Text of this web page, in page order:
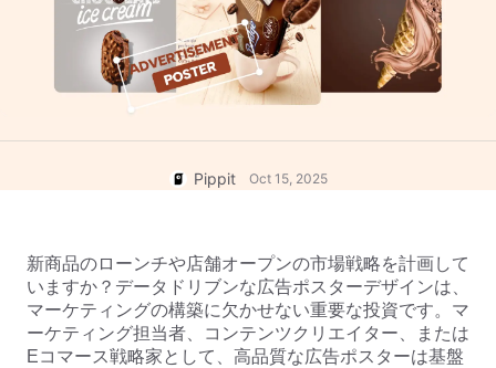
今すぐ編集
AI製品画像
Shopify、TikTok Shop、
Amazon、その他のマーケットプ
な製品写真を簡単にバッチ生成で
製品画像
ワンクリックビデオソリューシ
ョン
キャンペーン
Pippitに会う
プ
AIが生成する製品背景
魅力的な売上向上ポスターのヒ
Facebookカバー写真を作成
Instagramの動画をトリミング
Pippit Oct 15, 2025
新商品のローンチや店舗オープンの市場戦略を計画して
いますか？データドリブンな広告ポスターデザインは、
マーケティングの構築に欠かせない重要な投資です。マ
ーケティング担当者、コンテンツクリエイター、または
Eコマース戦略家として、高品質な広告ポスターは基盤